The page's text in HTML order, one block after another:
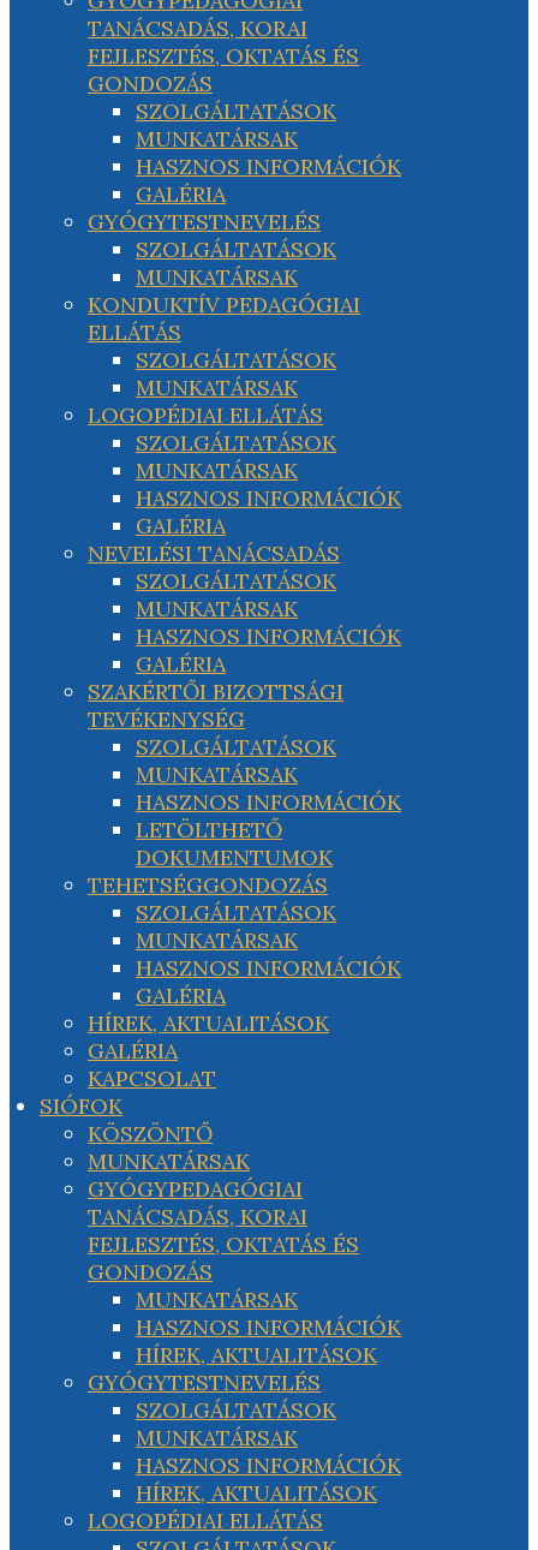
TANÁCSADÁS, KORAI
FEJLESZTÉS, OKTATÁS ÉS
GONDOZÁS
SZOLGÁLTATÁSOK
MUNKATÁRSAK
HASZNOS INFORMÁCIÓK
GALÉRIA
GYÓGYTESTNEVELÉS
SZOLGÁLTATÁSOK
MUNKATÁRSAK
KONDUKTÍV PEDAGÓGIAI
ELLÁTÁS
SZOLGÁLTATÁSOK
MUNKATÁRSAK
LOGOPÉDIAI ELLÁTÁS
SZOLGÁLTATÁSOK
MUNKATÁRSAK
HASZNOS INFORMÁCIÓK
GALÉRIA
NEVELÉSI TANÁCSADÁS
SZOLGÁLTATÁSOK
MUNKATÁRSAK
HASZNOS INFORMÁCIÓK
GALÉRIA
SZAKÉRTŐI BIZOTTSÁGI
TEVÉKENYSÉG
SZOLGÁLTATÁSOK
MUNKATÁRSAK
HASZNOS INFORMÁCIÓK
LETÖLTHETŐ
DOKUMENTUMOK
TEHETSÉGGONDOZÁS
SZOLGÁLTATÁSOK
MUNKATÁRSAK
HASZNOS INFORMÁCIÓK
GALÉRIA
HÍREK, AKTUALITÁSOK
GALÉRIA
KAPCSOLAT
SIÓFOK
KÖSZÖNTŐ
MUNKATÁRSAK
GYÓGYPEDAGÓGIAI
TANÁCSADÁS, KORAI
FEJLESZTÉS, OKTATÁS ÉS
GONDOZÁS
MUNKATÁRSAK
HASZNOS INFORMÁCIÓK
HÍREK, AKTUALITÁSOK
GYÓGYTESTNEVELÉS
SZOLGÁLTATÁSOK
MUNKATÁRSAK
HASZNOS INFORMÁCIÓK
HÍREK, AKTUALITÁSOK
LOGOPÉDIAI ELLÁTÁS